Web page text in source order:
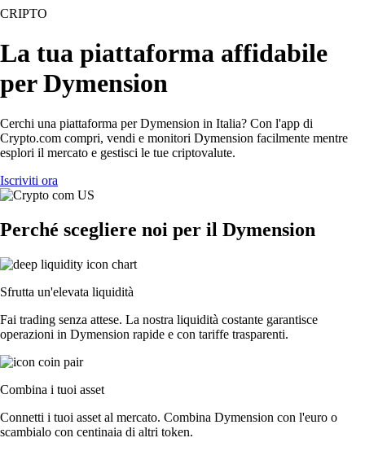
CRIPTO
La tua piattaforma affidabile
per Dymension
Cerchi una piattaforma per Dymension in Italia? Con l'app di
Crypto.com compri, vendi e monitori Dymension facilmente mentre
esplori il mercato e gestisci le tue criptovalute.
Iscriviti ora
Perché scegliere noi per il Dymension
Sfrutta un'elevata liquidità
Fai trading senza attese. La nostra liquidità costante garantisce
operazioni in Dymension rapide e con tariffe trasparenti.
Combina i tuoi asset
Connetti i tuoi asset al mercato. Combina Dymension con l'euro o
scambialo con centinaia di altri token.